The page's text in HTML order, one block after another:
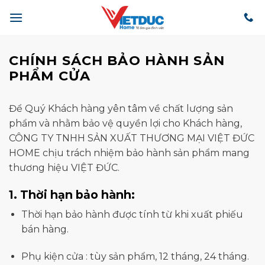
qua
CHÍNH SÁCH BẢO HÀNH SẢN
PHẨM CỬA
Để Quý Khách hàng yên tâm về chất lượng sản
phẩm và nhằm bảo vệ quyền lợi cho Khách hàng,
CÔNG TY TNHH SẢN XUẤT THƯƠNG MẠI VIỆT ĐỨC
HOME chịu trách nhiệm bảo hành sản phẩm mang
thương hiệu VIỆT ĐỨC.
1. Thời hạn bảo hành:
Thời hạn bảo hành được tính từ khi xuất phiếu
bán hàng.
Phụ kiện cửa : tùy sản phẩm, 12 tháng, 24 tháng.